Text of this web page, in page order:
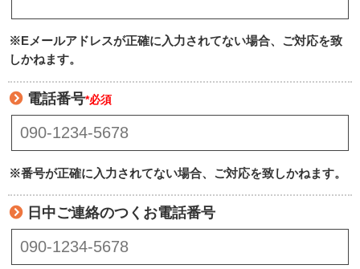
※Eメールアドレスが正確に入力されてない場合、ご対応を致
しかねます。
電話番号*必須
※番号が正確に入力されてない場合、ご対応を致しかねます。
日中ご連絡のつくお電話番号